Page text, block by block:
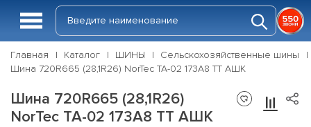
Главная Каталог ШИНЫ
Сельскохозяйственные шины
Шина 720R665 (28,1R26) NorTec TA-02 173А8 ТТ АШК
Шина 720R665 (28,1R26)
NorTec TA-02 173А8 ТТ АШК